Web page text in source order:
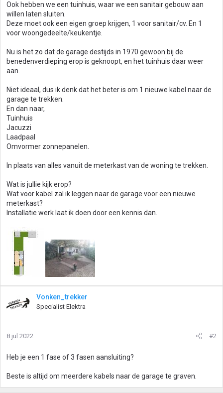
Ook hebben we een tuinhuis, waar we een sanitair gebouw aan
willen laten sluiten.
Deze moet ook een eigen groep krijgen, 1 voor sanitair/cv. En 1
voor woongedeelte/keukentje.
Nu is het zo dat de garage destijds in 1970 gewoon bij de
benedenverdieping erop is geknoopt, en het tuinhuis daar weer
aan.
Niet ideaal, dus ik denk dat het beter is om 1 nieuwe kabel naar de
garage te trekken.
En dan naar,
Tuinhuis
Jacuzzi
Laadpaal
Omvormer zonnepanelen.
In plaats van alles vanuit de meterkast van de woning te trekken.
Wat is jullie kijk erop?
Wat voor kabel zal ik leggen naar de garage voor een nieuwe
meterkast?
Installatie werk laat ik doen door een kennis dan.
Vonken_trekker
Specialist Elektra
8 jul 2022 #2
Heb je een 1 fase of 3 fasen aansluiting?
Beste is altijd om meerdere kabels naar de garage te graven.